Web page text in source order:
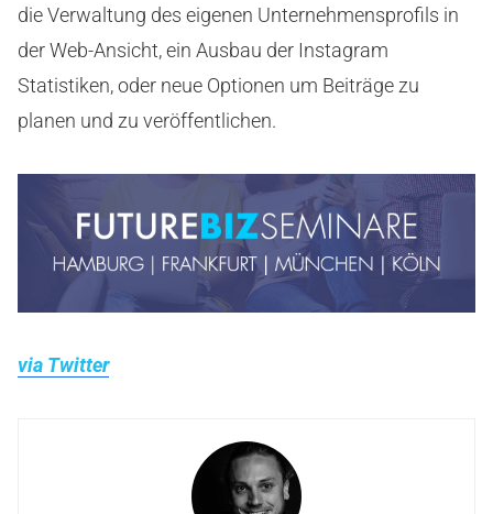
die Verwaltung des eigenen Unternehmensprofils in
der Web-Ansicht, ein Ausbau der Instagram
Statistiken, oder neue Optionen um Beiträge zu
planen und zu veröffentlichen.
via Twitter